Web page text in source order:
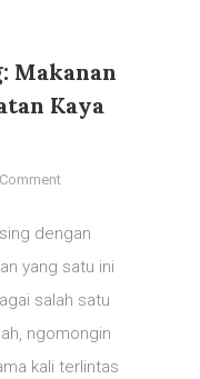
Makanan
Kaya
on
Palembang:
Sumatra
Selatan
dengan
yang satu ini
salah satu
ngomongin
kali terlintas